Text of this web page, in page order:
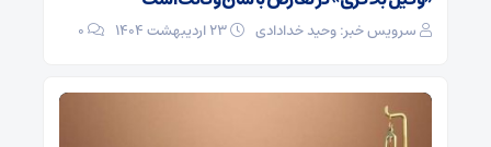
سرویس خبر: وحید خدادادی 0